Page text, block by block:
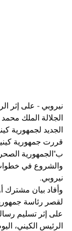
نيروبي - على إثر
الجلالة الملك
الجديد لجمهورية
قررت جمهورية
ب"الجمهورية
والشروع في خطوات
نيروبي.
وأفاد بيان مشترك
لقصر رئاسة
على إثر تسليم
الرئيس الكيني،